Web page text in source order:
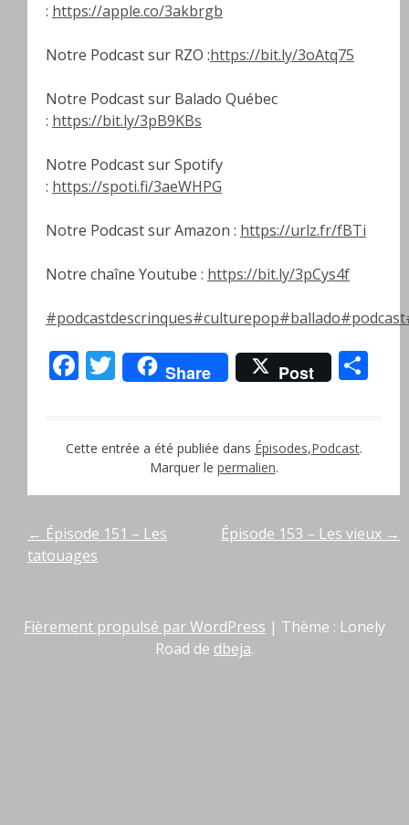
: https://apple.co/3akbrgb
Notre Podcast sur RZO :https://bit.ly/3oAtq75
Notre Podcast sur Balado Québec
: https://bit.ly/3pB9KBs
Notre Podcast sur Spotify
: https://spoti.fi/3aeWHPG
Notre Podcast sur Amazon : https://urlz.fr/fBTi
Notre chaîne Youtube : https://bit.ly/3pCys4f
#podcastdescrinques#culturepop#ballado#podcast
Facebook
Twitter
Share Post
Cette entrée a été publiée dans Épisodes,Podcast.
Marquer le permalien.
Navigation
l’article
← Épisode 151 – Les
tatouages
Épisode 153 – Les vieux →
Fièrement propulsé par WordPress | Thème : Lonely
Road de dbeja.